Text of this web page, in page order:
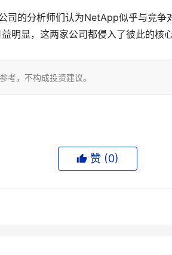
的分析师们认为NetApp似乎与竞争
明显，这两家公司都侵入了彼此的核
考，不构成投资建议。
赞 (0)